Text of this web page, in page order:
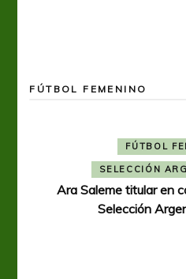
FÚTBOL FEMENINO
FÚTBOL
SELECCIÓN
Ara Saleme titular en
Selección